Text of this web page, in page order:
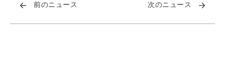
前のニュース 次のニュース